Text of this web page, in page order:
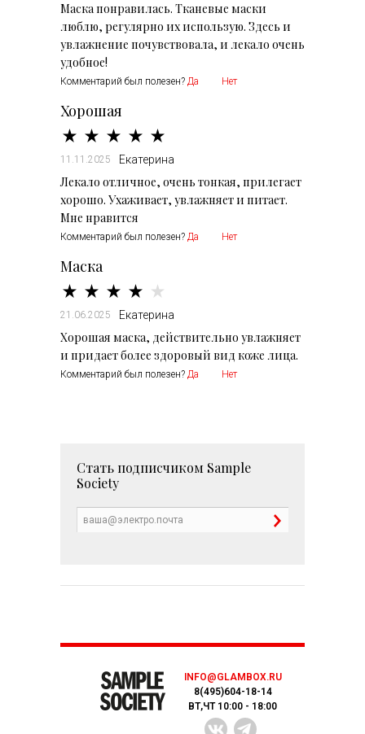
Маска понравилась. Тканевые маски
люблю, регулярно их использую. Здесь и
увлажнение почувствовала, и лекало очень
удобное!
Комментарий был полезен? Да Нет
Хорошая
11.11.2025 Екатерина
Лекало отличное, очень тонкая, прилегает
хорошо. Ухаживает, увлажняет и питает.
Мне нравится
Комментарий был полезен? Да Нет
Маска
21.06.2025 Екатерина
Хорошая маска, действительно увлажняет
и придает более здоровый вид коже лица.
Комментарий был полезен? Да Нет
Стать подписчиком Sample
Society
INFO@GLAMBOX.RU
8(495)604-18-14
ВТ,ЧТ 10:00 - 18:00